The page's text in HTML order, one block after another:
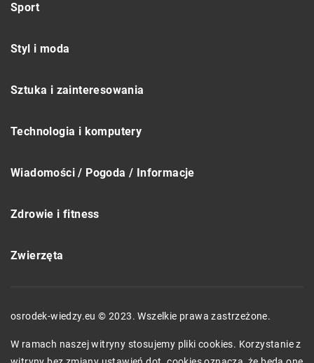
Sport
Styl i moda
Sztuka i zainteresowania
Technologia i komputery
Wiadomości / Pogoda / Informacje
Zdrowie i fitness
Zwierzęta
osrodek-wiedzy.eu © 2023. Wszelkie prawa zastrzeżone.
W ramach naszej witryny stosujemy pliki cookies. Korzystanie z